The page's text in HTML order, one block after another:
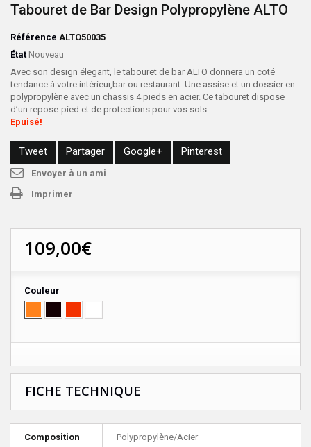
Tabouret de Bar Design Polypropylène ALTO
Référence ALTO50035
État Nouveau
Avec son design élegant, le tabouret de bar ALTO donnera un coté
tendance à votre intérieur,bar ou restaurant. Une assise et un dossier en
polypropylène avec un chassis 4 pieds en acier. Ce tabouret dispose
d’un repose-pied et de protections pour vos sols.
Epuisé!
Tweet Partager Google+ Pinterest
Envoyer à un ami
Imprimer
109,00€
Couleur
FICHE TECHNIQUE
Composition Polypropylène/Acier